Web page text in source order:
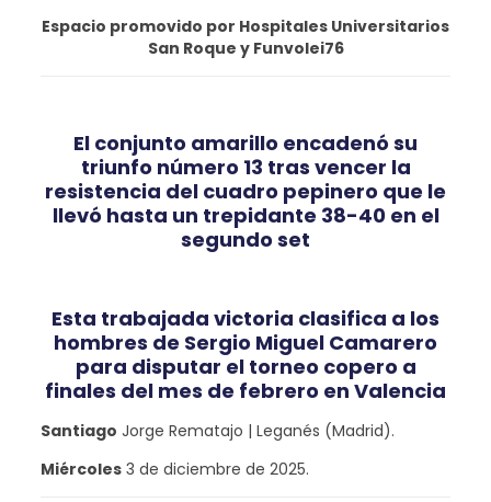
Espacio promovido por Hospitales Universitarios
San Roque y Funvolei76
El conjunto amarillo encadenó su
triunfo número 13 tras vencer la
resistencia del cuadro pepinero que le
llevó hasta un trepidante 38-40 en el
segundo set
Esta trabajada victoria clasifica a los
hombres de Sergio Miguel Camarero
para disputar el torneo copero a
finales del mes de febrero en Valencia
Santiago Jorge Rematajo | Leganés (Madrid).
Miércoles3 de diciembre de 2025.